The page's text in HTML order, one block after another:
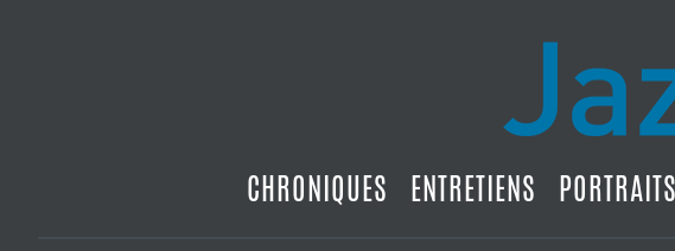
CHRONIQUES ENTRETIENS PORTRAITS